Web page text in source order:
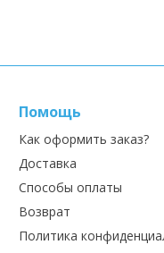
Помощь
Как оформить заказ?
Доставка
Способы оплаты
Возврат
Политика